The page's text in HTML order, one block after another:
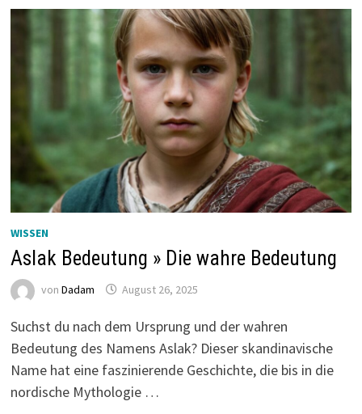
WISSEN
Aslak Bedeutung » Die wahre Bedeutung
von Dadam August 26, 2025
Suchst du nach dem Ursprung und der wahren
Bedeutung des Namens Aslak? Dieser skandinavische
Name hat eine faszinierende Geschichte, die bis in die
nordische Mythologie …